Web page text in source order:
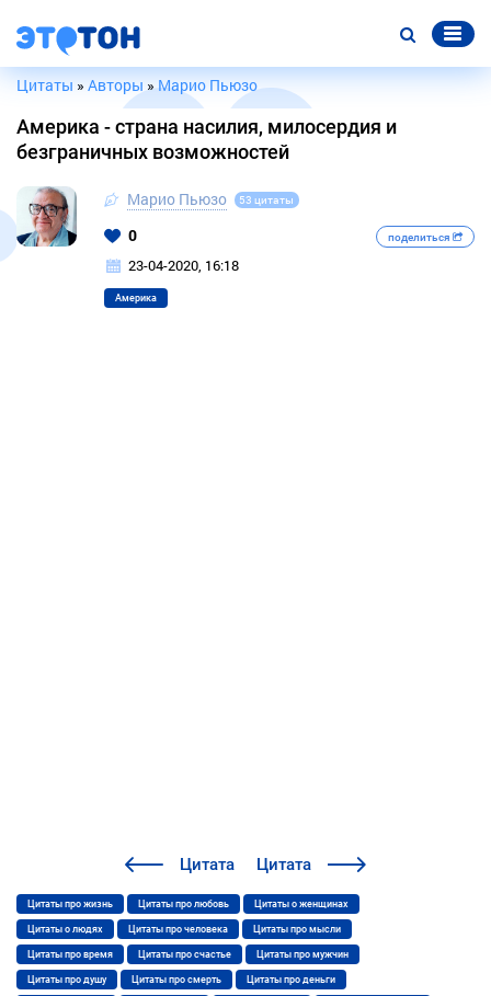
Цитаты » Авторы »Марио Пьюзо
Америка - страна насилия, милосердия и
безграничных возможностей
Марио Пьюзо 53 цитаты
0 поделиться
23-04-2020, 16:18
Америка
Цитата Цитата
Цитаты про жизнь Цитаты про любовь Цитаты о женщинах
Цитаты о людях Цитаты про человека Цитаты про мысли
Цитаты про время Цитаты про счастье Цитаты про мужчин
Цитаты про душу Цитаты про смерть Цитаты про деньги